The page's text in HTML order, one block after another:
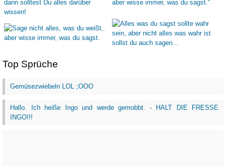
Top Sprüche
Gemüsezwiebeln LOL ;OOO
Hallo. Ich heiße Ingo und werde gemobbt. - HALT DIE FRESSE
INGO!!!